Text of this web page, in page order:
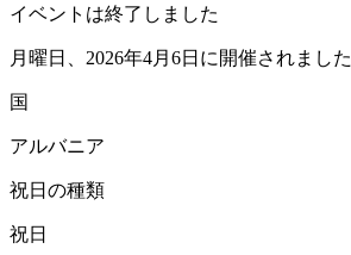
イベントは終了しました
月曜日、2026年4月6日に開催されました
国
アルバニア
祝日の種類
祝日